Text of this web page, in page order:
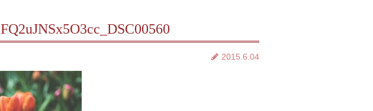
2015.6.04